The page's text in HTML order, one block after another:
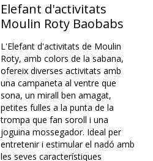
Elefant d'activitats
Moulin Roty Baobabs
L'Elefant d'activitats de Moulin
Roty, amb colors de la sabana,
ofereix diverses activitats amb
una campaneta al ventre que
sona, un mirall ben amagat,
petites fulles a la punta de la
trompa que fan soroll i una
joguina mossegador. Ideal per
entretenir i estimular el nadó amb
les seves característiques